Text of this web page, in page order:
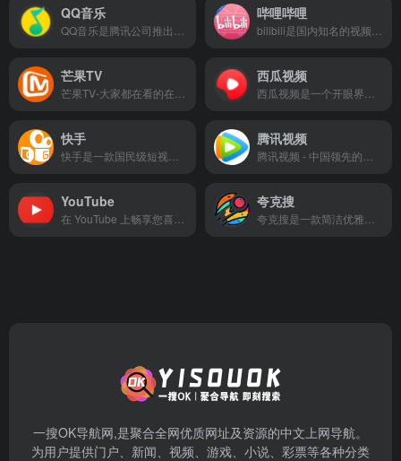
QQ音乐 哔哩哔哩
芒果TV 西瓜视频
快手 腾讯视频
YouTube 夸克搜
一搜OK导航网,是聚合全网优质网址及资源的中文上网导航。
为用户提供门户、新闻、视频、游戏、小说、彩票等各种分类